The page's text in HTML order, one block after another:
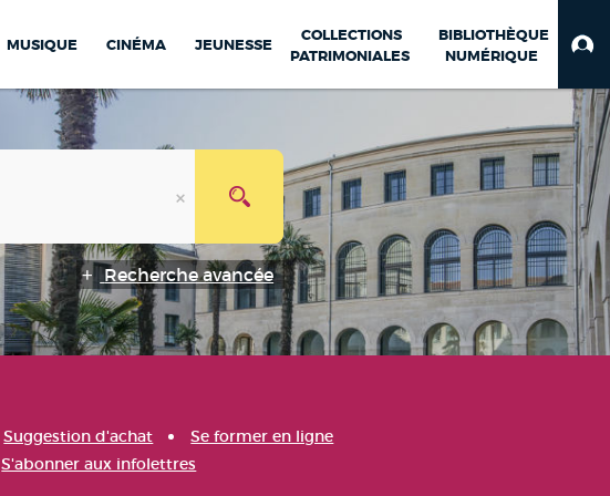
MUSIQUE CINÉMA JEUNESSE
COLLECTIONS
PATRIMONIALES
BIBLIOTHÈQUE
NUMÉRIQUE
Recherche avancée
Suggestion d'achat
Se former en ligne
S'abonner aux infolettres